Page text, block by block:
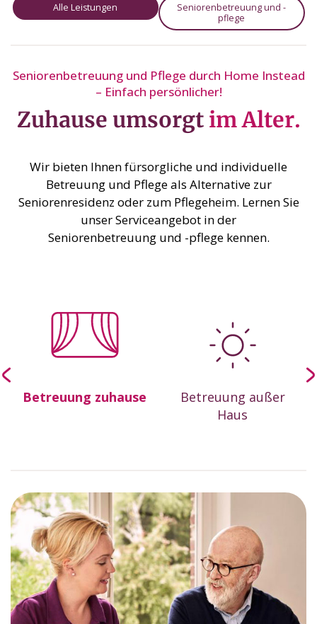
Alle Leistungen
Seniorenbetreuung und -
pflege
Seniorenbetreuung und Pflege durch Home Instead
– Einfach persönlicher!
Zuhause umsorgt im Alter.
Wir bieten Ihnen fürsorgliche und individuelle
Betreuung und Pflege als Alternative zur
Seniorenresidenz oder zum Pflegeheim. Lernen Sie
unser Serviceangebot in der
Seniorenbetreuung und -pflege kennen.
Betreuung zuhause
Betreuung außer
Haus